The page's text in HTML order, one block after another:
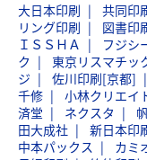
大日本印刷 共同印
リング印刷
図書印
ＩＳＳＨＡ
フジシ
ク
東京リスマチッ
ジ
佐川印刷[京都]
千修
小林クリエイ
済堂
ネクスタ
田大成社
新日本印
中本パックス
カミ